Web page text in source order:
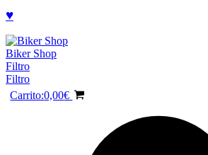
♥
Biker Shop
Filtro
Filtro
Carrito:0,00€